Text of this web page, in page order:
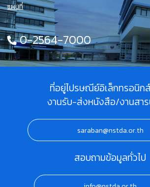
แผนที่
0-2564-7000
ที่อยู่ไปรษณีย์อิเล็กทรอนิก
งานรับ-ส่งหนังสือ/งานสา
saraban@nstda.or.th
สอบถามข้อมูลทั่วไป